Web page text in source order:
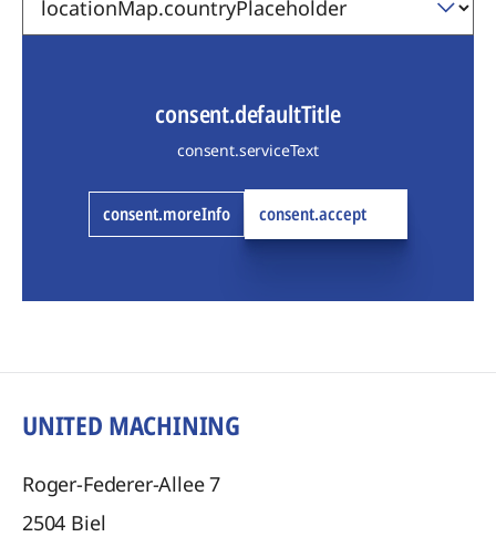
consent.defaultTitle
consent.serviceText
consent.moreInfo consent.accept
UNITED MACHINING
Roger-Federer-Allee 7
2504 Biel